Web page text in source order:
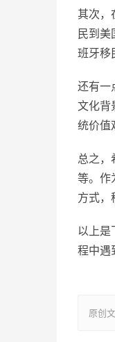
其次，
民到
班牙移
还有一
文化背
统价值
总之，
等。作
方式，
以上是
程中遇
原创